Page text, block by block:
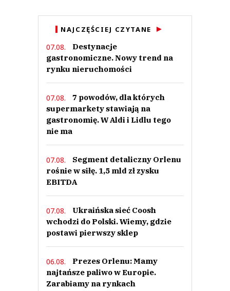
NAJCZĘŚCIEJ CZYTANE
07.08.
Destynacje
gastronomiczne. Nowy trend na
rynku nieruchomości
07.08.
7 powodów, dla których
supermarkety stawiają na
gastronomię. W Aldi i Lidlu tego
nie ma
07.08.
Segment detaliczny Orlenu
rośnie w siłę. 1,5 mld zł zysku
EBITDA
07.08.
Ukraińska sieć Coosh
wchodzi do Polski. Wiemy, gdzie
postawi pierwszy sklep
06.08.
Prezes Orlenu: Mamy
najtańsze paliwo w Europie.
Zarabiamy na rynkach